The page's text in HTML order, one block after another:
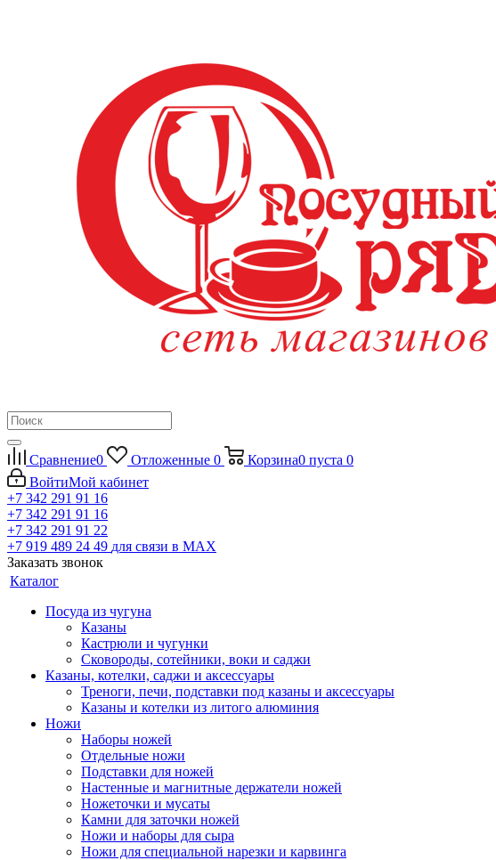
Сравнение0 Отложенные 0 Корзина0 пуста 0
ВойтиМой кабинет
+7 342 291 91 16
+7 342 291 91 16
+7 342 291 91 22
+7 919 489 24 49 для связи в МАХ
Заказать звонок
Каталог
Посуда из чугуна
Казаны
Кастрюли и чугунки
Сковороды, сотейники, воки и саджи
Казаны, котелки, саджи и аксессуары
Треноги, печи, подставки под казаны и аксессуары
Казаны и котелки из литого алюминия
Ножи
Наборы ножей
Отдельные ножи
Подставки для ножей
Настенные и магнитные держатели ножей
Ножеточки и мусаты
Камни для заточки ножей
Ножи и наборы для сыра
Ножи для специальной нарезки и карвинга